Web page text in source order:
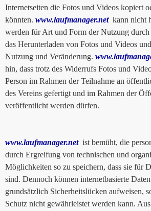
Internetseiten die Fotos und Videos kopiert
könnten. www.laufmanager.netkann nicht
werden für Art und Form der Nutzung
das Herunterladen von Fotos und Videos
Nutzung und Veränderung.
hin, dass trotz des Widerrufs Fotos und
Person im Rahmen der Teilnahme an
des Vereins gefertigt und im Rahmen der
veröffentlicht werden dürfen.
www.laufmanager.netist bemüht, die
durch Ergreifung von technischen und
Möglichkeiten so zu speichern, dass sie für
sind. Dennoch können internetbasierte
grundsätzlich Sicherheitslücken aufweisen,
Schutz nicht gewährleistet werden kann.